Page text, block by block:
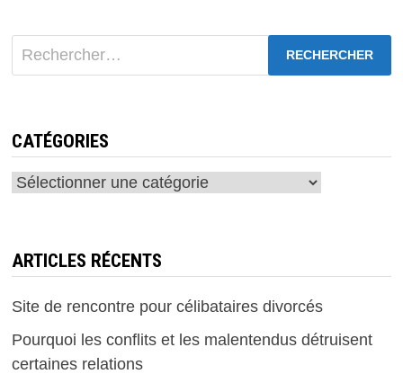
Rechercher :
CATÉGORIES
Catégories
ARTICLES RÉCENTS
Site de rencontre pour célibataires divorcés
Pourquoi les conflits et les malentendus détruisent
certaines relations